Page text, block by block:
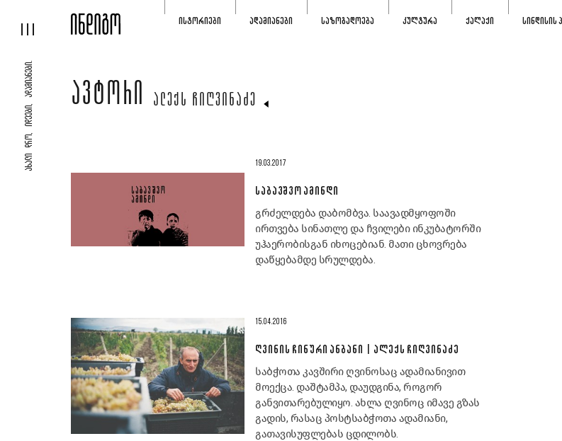
ᲐᲮᲐᲚᲘ ᲓᲠᲝ, ᲘᲓᲔᲔᲑᲘ, ᲐᲓᲐᲛᲘᲐᲜᲔᲑᲘ.
ᲘᲡᲢᲝᲠᲘᲔᲑᲘ ᲐᲓᲐᲛᲘᲐᲜᲔᲑᲘ ᲡᲐᲖᲝᲒᲐᲓᲝᲔᲑᲐ ᲙᲣᲚᲢᲣᲠᲐ ᲥᲐᲚᲐᲥᲘ ᲡᲘᲜᲓᲘᲡᲘᲡ
ᲐᲕᲢᲝᲠᲘ ᲐᲚᲔᲥᲡ ᲩᲘᲦᲕᲘᲜᲐᲫᲔ
19.03.2017
ᲡᲐᲑᲐᲕᲨᲕᲝ ᲐᲛᲘᲜᲓᲘ
გრძელდება დაბომბვა. საავადმყოფოში
ირთვება სინათლე და ჩვილები ინკუბატორში
უჰაერობისგან იხოცებიან. მათი ცხოვრება
დაწყებამდე სრულდება.
15.04.2016
ᲦᲕᲘᲜᲘᲡ ᲩᲘᲜᲣᲠᲘ ᲐᲜᲑᲐᲜᲘ | ᲐᲚᲔᲥᲡ ᲩᲘᲦᲕᲘᲜᲐᲫᲔ
საბჭოთა კავშირი ღვინოსაც ადამიანივით
მოექცა. დაშტამპა, დაუდგინა, როგორ
განვითარებულიყო. ახლა ღვინოც იმავე გზას
გადის, რასაც პოსტსაბჭოთა ადამიანი,
გათავისუფლებას ცდილობს.